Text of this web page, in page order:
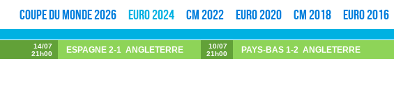
Coupe du monde 2026 Euro 2024 CM 2022 Euro 2020 CM 2018 Euro 2016
14/07
21h00
ESPAGNE 2-1 ANGLETERRE
10/07
21h00
PAYS-BAS 1-2 ANGLETERRE